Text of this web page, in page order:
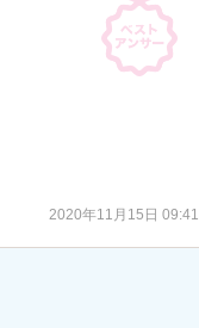
2020年11月15日 09:41